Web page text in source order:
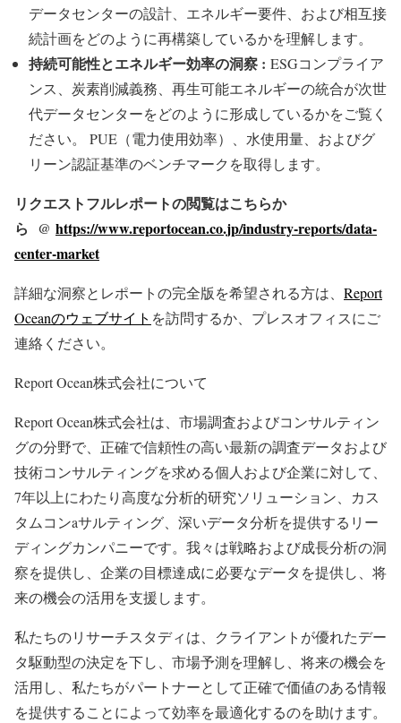
データセンターの設計、エネルギー要件、および相互接
続計画をどのように再構築しているかを理解します。
持続可能性とエネルギー効率の洞察 : ESGコンプライア
ンス、炭素削減義務、再生可能エネルギーの統合が次世
代データセンターをどのように形成しているかをご覧く
ださい。 PUE（電力使用効率）、水使用量、およびグ
リーン認証基準のベンチマークを取得します。
リクエストフルレポートの閲覧はこちらか
ら @ https://www.reportocean.co.jp/industry-reports/data-
center-market
詳細な洞察とレポートの完全版を希望される方は、 Report
Oceanのウェブサイト を訪問するか、プレスオフィスにご
連絡ください。
Report Ocean株式会社について
Report Ocean株式会社は、市場調査およびコンサルティン
グの分野で、正確で信頼性の高い最新の調査データおよび
技術コンサルティングを求める個人および企業に対して、
7年以上にわたり高度な分析的研究ソリューション、カス
タムコンaサルティング、深いデータ分析を提供するリー
ディングカンパニーです。我々は戦略および成長分析の洞
察を提供し、企業の目標達成に必要なデータを提供し、将
来の機会の活用を支援します。
私たちのリサーチスタディは、クライアントが優れたデー
タ駆動型の決定を下し、市場予測を理解し、将来の機会を
活用し、私たちがパートナーとして正確で価値のある情報
を提供することによって効率を最適化するのを助けます。